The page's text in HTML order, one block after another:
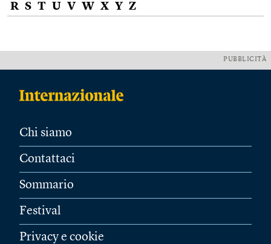
R S T U V W X Y Z
PUBBLICITÀ
Chi siamo
Contattaci
Sommario
Festival
Privacy e cookie